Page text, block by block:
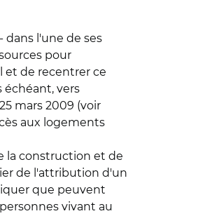
dans l'une de ses
pour
et de recentrer ce
échéant, vers
mars 2009 (voir
aux logements
la construction et de
de l'attribution d'un
que peuvent
vivant au